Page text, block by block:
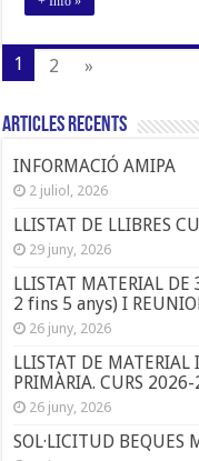
1 2 »
Articles Recents
INFORMACIÓ AMIPA
2 juliol, 2026
LLISTAT DE LLIBRES
29 juny, 2026
LLISTAT MATERIAL
2 fins 5 anys) I
26 juny, 2026
LLISTAT DE MATERIAL
PRIMÀRIA. CURS
26 juny, 2026
SOL·LICITUD BEQUES